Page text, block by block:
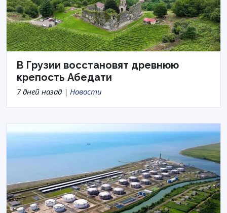
В Грузии восстановят древнюю
крепость Абедати
7 дней назад | Новости